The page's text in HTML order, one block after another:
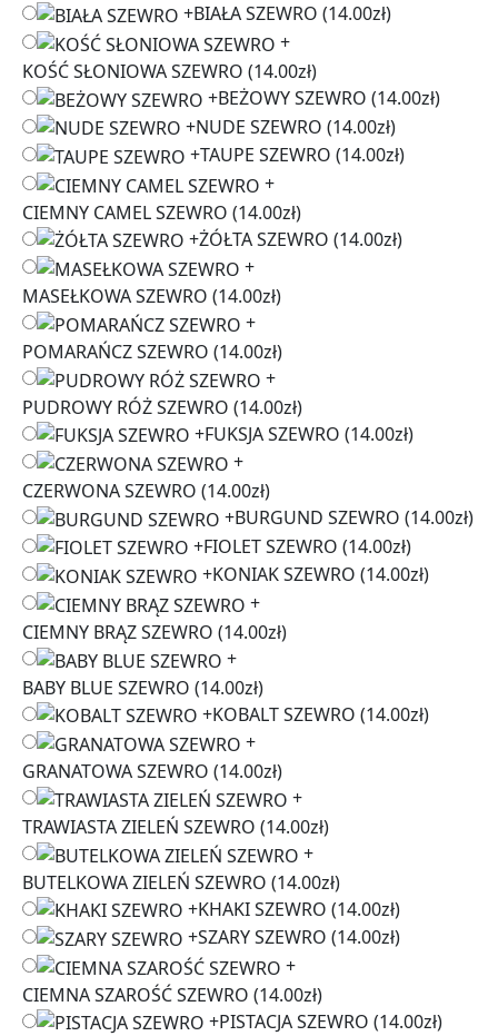
+BIAŁA SZEWRO (14.00zł)
+
KOŚĆ SŁONIOWA SZEWRO (14.00zł)
+BEŻOWY SZEWRO (14.00zł)
+NUDE SZEWRO (14.00zł)
+TAUPE SZEWRO (14.00zł)
+
CIEMNY CAMEL SZEWRO (14.00zł)
+ŻÓŁTA SZEWRO (14.00zł)
+
MASEŁKOWA SZEWRO (14.00zł)
+
POMARAŃCZ SZEWRO (14.00zł)
+
PUDROWY RÓŻ SZEWRO (14.00zł)
+FUKSJA SZEWRO (14.00zł)
+
CZERWONA SZEWRO (14.00zł)
+BURGUND SZEWRO (14.00zł)
+FIOLET SZEWRO (14.00zł)
+KONIAK SZEWRO (14.00zł)
+
CIEMNY BRĄZ SZEWRO (14.00zł)
+
BABY BLUE SZEWRO (14.00zł)
+KOBALT SZEWRO (14.00zł)
+
GRANATOWA SZEWRO (14.00zł)
+
TRAWIASTA ZIELEŃ SZEWRO (14.00zł)
+
BUTELKOWA ZIELEŃ SZEWRO (14.00zł)
+KHAKI SZEWRO (14.00zł)
+SZARY SZEWRO (14.00zł)
+
CIEMNA SZAROŚĆ SZEWRO (14.00zł)
+PISTACJA SZEWRO (14.00zł)